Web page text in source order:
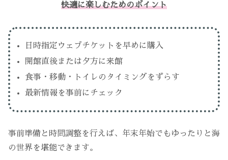
快適に楽しむためのポイント
日時指定ウェブチケットを早めに購入
開館直後または夕方に来館
食事・移動・トイレのタイミングをずらす
最新情報を事前にチェック
事前準備と時間調整を行えば、年末年始でもゆったりと海
の世界を堪能できます。